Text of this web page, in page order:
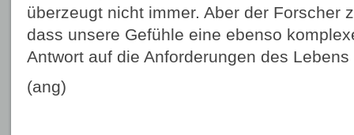
überzeugt nicht immer. Aber der Forscher
dass unsere Gefühle eine ebenso
Antwort auf die Anforderungen des Lebens
(ang)